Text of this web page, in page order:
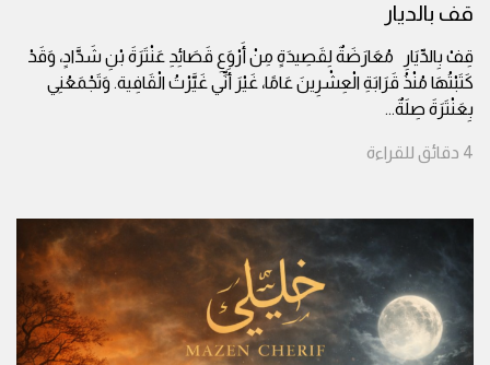
قف بالديار
قِفْ بِالدِّيَارِ مُعَارَضَةٌ لِقَصِيدَةٍ مِنْ أَرْوَعِ قَصَائِدِ عَنْتَرَةَ بْنِ شَدَّادٍ، وَقَدْ
كَتَبْتُهَا مُنْذُ قَرَابَةِ الْعِشْرِينَ عَامًا، غَيْرَ أَنِّي غَيَّرْتُ الْقَافِية. وَتَجْمَعُنِي
بِعَنْتَرَةَ صِلَةٌ...
4 دقائق للقراءة